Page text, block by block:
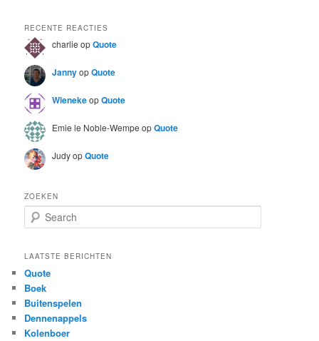
RECENTE REACTIES
charlie opQuote
JannyopQuote
WienekeopQuote
Emie le Noble-Wempe opQuote
JudyopQuote
ZOEKEN
e
r
h
LAATSTE BERICHTEN
Quote
Boek
Buitenspelen
Dennenappels
Kolenboer